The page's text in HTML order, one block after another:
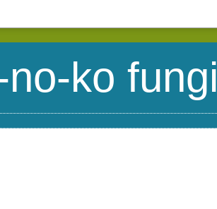
no-ko fungi